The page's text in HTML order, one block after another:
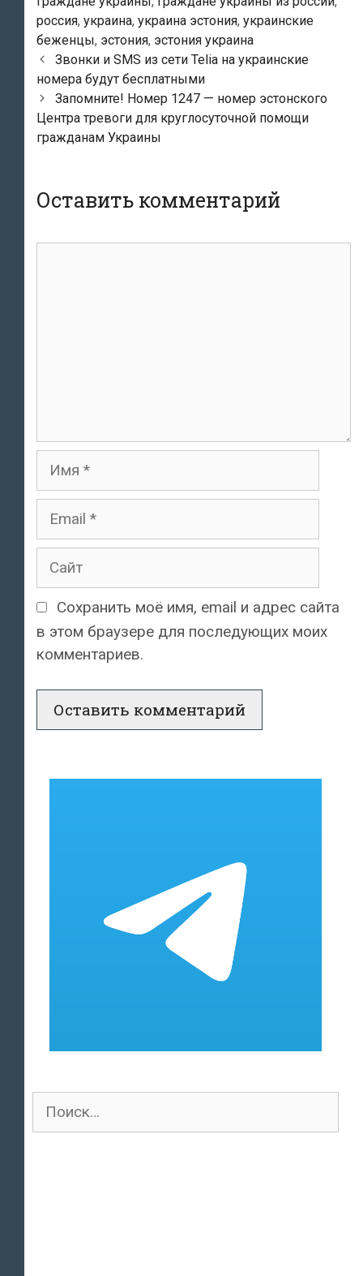
россия, украина, украина эстония, украинские
беженцы, эстония, эстония украина
Навигация
по
записям
Звонки и SMS из сети Telia на украинские
номера будут бесплатными
Запомните! Номер 1247 — номер эстонского
Центра тревоги для круглосуточной помощи
гражданам Украины
Оставить комментарий
Имя
Email
Сайт
Сохранить моё имя, email и адрес сайта
в этом браузере для последующих моих
комментариев.
Поиск